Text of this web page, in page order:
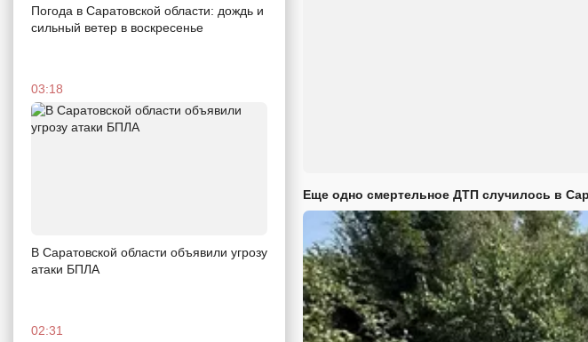
Погода в Саратовской области: дождь и
сильный ветер в воскресенье
03:18
В Саратовской области объявили угрозу
атаки БПЛА
02:31
Еще одно смертельное ДТП случилось в